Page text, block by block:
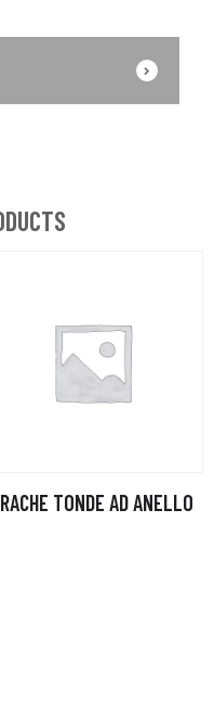
TONDE AD ANELLO